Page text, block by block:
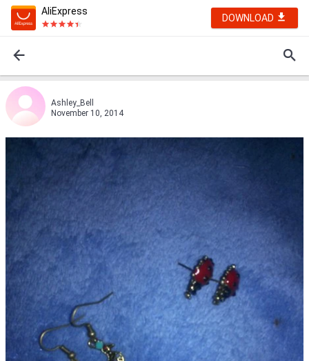
AliExpress
DOWNLOAD
Ashley_Bell
November 10, 2014